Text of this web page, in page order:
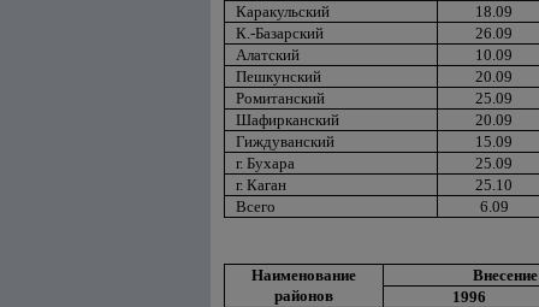
Каракульский
18.09
К.-Базарский
26.09
Алатский
10.09
Пешкунский
20.09
Ромитанский
25.09
Шафирканский
20.09
Гиждуванский
15.09
г. Бухара
25.09
г. Каган
25.10
Всего
6.09
Наименование
районов
1996